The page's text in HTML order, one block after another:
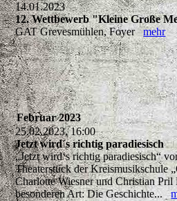
14.01.2023
12. Wettbewerb "Kleine Große
GAT Grevesmühlen, Foyermehr
Februar 2023
25.02.2023, 16:00
Jetzt wird´s richtig paradiesisch
„Jetzt wird‘s richtig paradiesisch“
Theaterstück der Kreismusikschule
Charlotte Wiesner und Christian
besonderen Art: Die Geschichte...